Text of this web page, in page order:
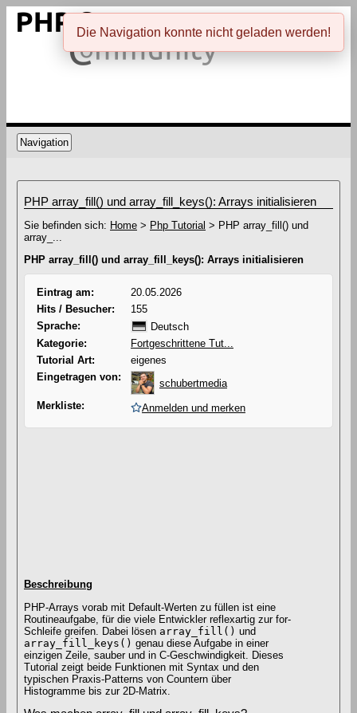
Navigation
PHP array_fill() und array_fill_keys(): Arrays initialisieren
Sie befinden sich: Home > Php Tutorial > PHP array_fill() und
array_...
PHP array_fill() und array_fill_keys(): Arrays initialisieren
Eintrag am:
20.05.2026
Hits / Besucher:
155
Sprache:
Deutsch
Kategorie:
Fortgeschrittene Tut...
Tutorial Art:
eigenes
Eingetragen von:
schubertmedia
Merkliste:
Anmelden und merken
Beschreibung
PHP-Arrays vorab mit Default-Werten zu füllen ist eine
Routineaufgabe, für die viele Entwickler reflexartig zur for-
Schleife greifen. Dabei lösen array_fill() und
array_fill_keys() genau diese Aufgabe in einer
einzigen Zeile, sauber und in C-Geschwindigkeit. Dieses
Tutorial zeigt beide Funktionen mit Syntax und den
typischen Praxis-Patterns von Countern über
Histogramme bis zur 2D-Matrix.
Die Navigation konnte nicht geladen werden!